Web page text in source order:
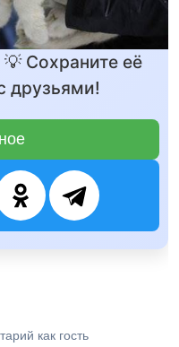
Сохраните её
друзьями!
как гость